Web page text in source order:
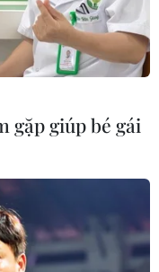
gặp giúp bé gái